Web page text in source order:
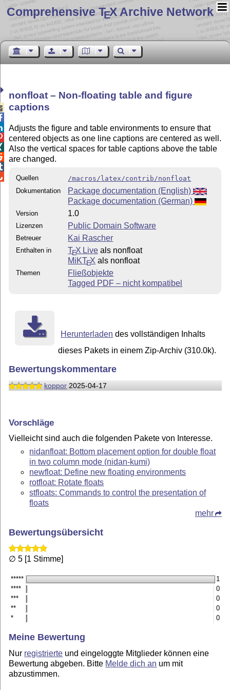
Comprehensive TEX Archive Network
nonfloat – Non-floating table and figure
captions
Adjusts the figure and table environments to ensure that
centered objects as one line captions are centered as well.
Also the vertical spaces for table captions above the table
are changed.
Quellen
/macros/latex/contrib/nonfloat
Dokumentation
Package documentation (English)
Package documentation (German)
Version 1.0
Lizenzen Public Domain Software
Betreuer Kai Rascher
Enthalten in TEX Live als nonfloat
MiKTEX als nonfloat
Themen
Fließobjekte
Tagged PDF – nicht kompatibel
Herunterladen des vollständigen Inhalts
dieses Pakets in einem Zip-Archiv (310.0k).
Bewertungskommentare
koppor 2025-04-17
Vorschläge
Vielleicht sind auch die folgenden Pakete von Interesse.
nidanfloat: Bottom placement option for double float
in two column mode (nidan-kumi)
newfloat: Define new floating environments
rotfloat: Rotate floats
stfloats: Commands to control the presentation of
floats
mehr
Bewertungsübersicht
∅ 5 [1 Stimme]
*****
1
****
0
***
0
**
0
*
0
Meine Bewertung
Nur registrierte und eingeloggte Mitglieder können eine
Bewertung abgeben. Bitte Melde dich an um mit
abzustimmen.